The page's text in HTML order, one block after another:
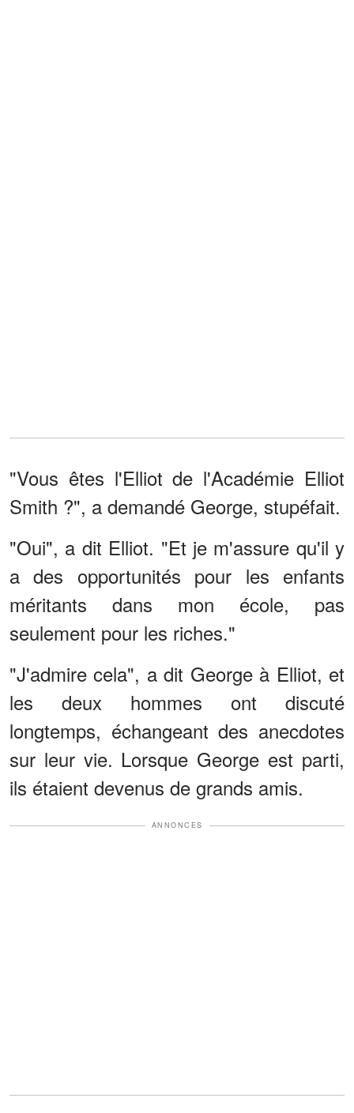
"Vous êtes l'Elliot de l'Académie Elliot
Smith ?", a demandé George, stupéfait.
"Oui", a dit Elliot. "Et je m'assure qu'il y
a des opportunités pour les enfants
méritants dans mon école, pas
seulement pour les riches."
"J'admire cela", a dit George à Elliot, et
les deux hommes ont discuté
longtemps, échangeant des anecdotes
sur leur vie. Lorsque George est parti,
ils étaient devenus de grands amis.
ANNONCES